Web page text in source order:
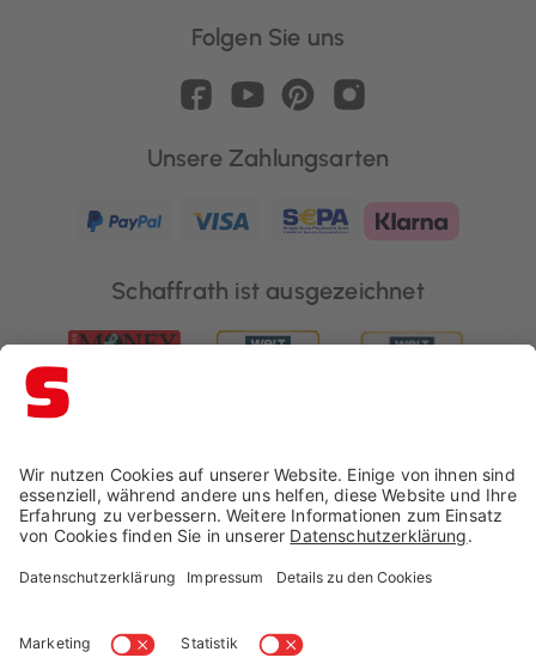
Folgen Sie uns
Unsere Zahlungsarten
Schaffrath ist ausgezeichnet